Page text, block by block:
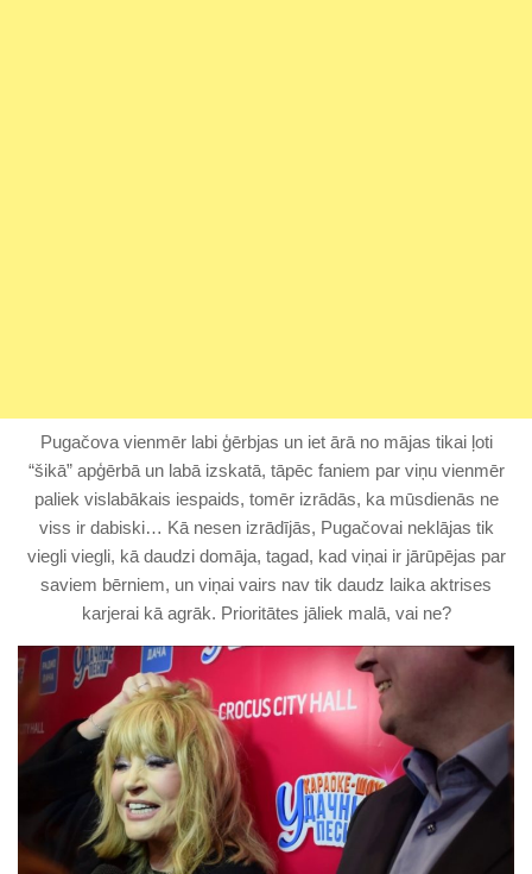
Pugačova vienmēr labi ģērbjas un iet ārā no mājas tikai ļoti
“šikā” apģērbā un labā izskatā, tāpēc faniem par viņu vienmēr
paliek vislabākais iespaids, tomēr izrādās, ka mūsdienās ne
viss ir dabiski… Kā nesen izrādījās, Pugačovai neklājas tik
viegli viegli, kā daudzi domāja, tagad, kad viņai ir jārūpējas par
saviem bērniem, un viņai vairs nav tik daudz laika aktrises
karjerai kā agrāk. Prioritātes jāliek malā, vai ne?